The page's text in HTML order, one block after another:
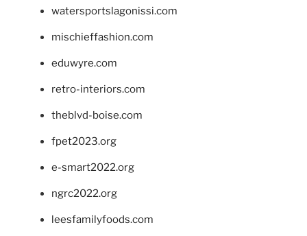
watersportslagonissi.com
mischieffashion.com
eduwyre.com
retro-interiors.com
theblvd-boise.com
fpet2023.org
e-smart2022.org
ngrc2022.org
leesfamilyfoods.com